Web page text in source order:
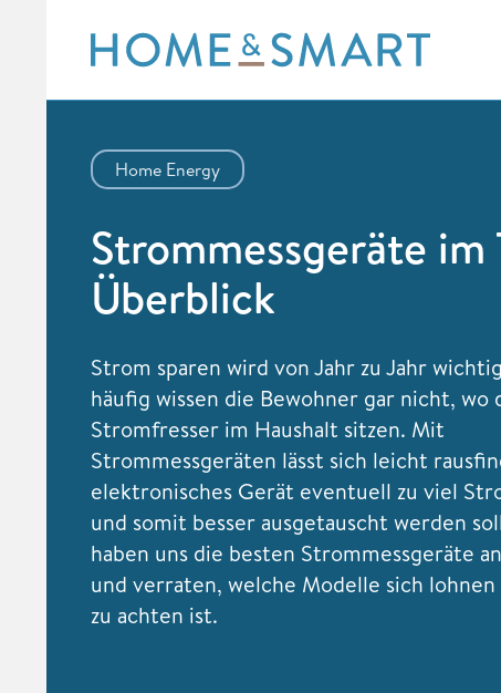
content
Home Energy
Strommessgeräte im
Überblick
Strom sparen wird von Jahr zu Jahr
häufig wissen die Bewohner gar nicht, wo
Stromfresser im Haushalt sitzen. Mit
Strommessgeräten lässt sich leicht
elektronisches Gerät eventuell zu viel
und somit besser ausgetauscht werden
haben uns die besten Strommessgeräte
und verraten, welche Modelle sich
zu achten ist.